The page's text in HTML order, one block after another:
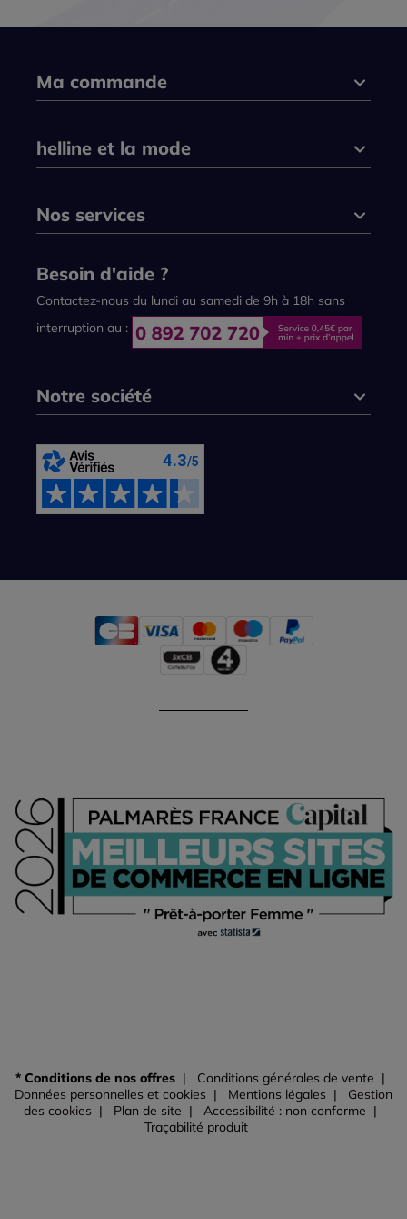
Ma commande
helline et la mode
Nos services
Besoin d'aide ?
Contactez-nous du lundi au samedi de 9h à 18h sans
interruption au :
Notre société
* Conditions de nos offres
Conditions générales de vente
Données personnelles et cookies
Mentions légales
Gestion
des cookies
Plan de site
Accessibilité : non conforme
Traçabilité produit